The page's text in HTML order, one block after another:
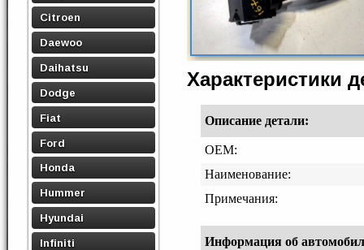
Citroen
Daewoo
Daihatsu
Dodge
Fiat
Ford
Honda
Hummer
Hyundai
Infiniti
Характеристики
Описание детали:
OEM:
Наименование:
Примечания:
Информация об